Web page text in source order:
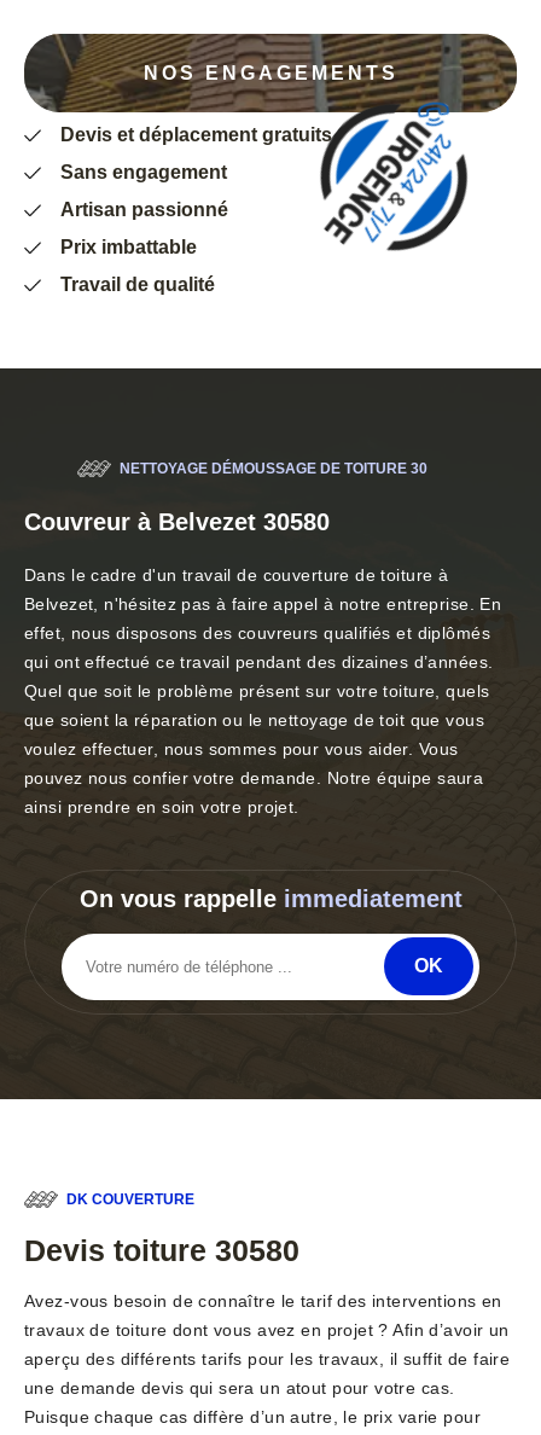
NOS ENGAGEMENTS
Devis et déplacement gratuits
Sans engagement
Artisan passionné
Prix imbattable
Travail de qualité
NETTOYAGE DÉMOUSSAGE DE TOITURE 30
Couvreur à Belvezet 30580
Dans le cadre d'un travail de couverture de toiture à
Belvezet, n'hésitez pas à faire appel à notre entreprise. En
effet, nous disposons des couvreurs qualifiés et diplômés
qui ont effectué ce travail pendant des dizaines d’années.
Quel que soit le problème présent sur votre toiture, quels
que soient la réparation ou le nettoyage de toit que vous
voulez effectuer, nous sommes pour vous aider. Vous
pouvez nous confier votre demande. Notre équipe saura
ainsi prendre en soin votre projet.
On vous rappelle immediatement
DK COUVERTURE
Devis toiture 30580
Avez-vous besoin de connaître le tarif des interventions en
travaux de toiture dont vous avez en projet ? Afin d’avoir un
aperçu des différents tarifs pour les travaux, il suffit de faire
une demande devis qui sera un atout pour votre cas.
Puisque chaque cas diffère d’un autre, le prix varie pour